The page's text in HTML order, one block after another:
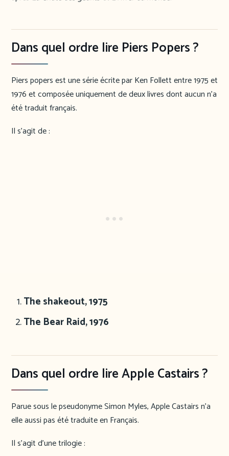
Dans quel ordre lire Piers Popers ?
Piers popers est une série écrite par Ken Follett entre 1975 et
1976 et composée uniquement de deux livres dont aucun n’a
été traduit français.
Il s’agit de :
The shakeout, 1975
The Bear Raid, 1976
Dans quel ordre lire Apple Castairs ?
Parue sous le pseudonyme Simon Myles, Apple Castairs n’a
elle aussi pas été traduite en Français.
Il s’agit d’une trilogie :